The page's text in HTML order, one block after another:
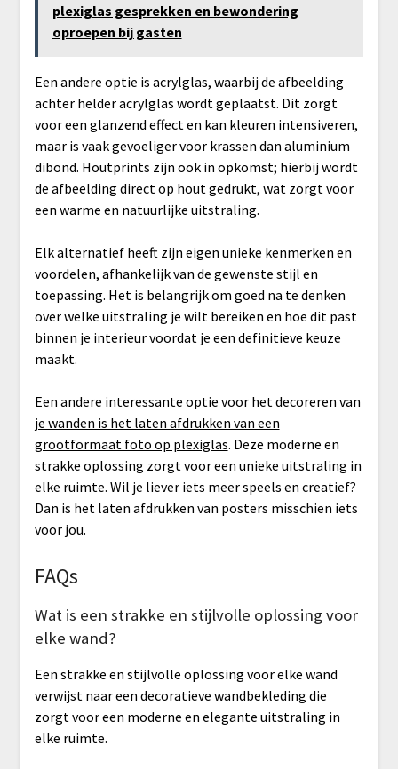
plexiglas gesprekken en bewondering
oproepen bij gasten
Een andere optie is acrylglas, waarbij de afbeelding
achter helder acrylglas wordt geplaatst. Dit zorgt
voor een glanzend effect en kan kleuren intensiveren,
maar is vaak gevoeliger voor krassen dan aluminium
dibond. Houtprints zijn ook in opkomst; hierbij wordt
de afbeelding direct op hout gedrukt, wat zorgt voor
een warme en natuurlijke uitstraling.
Elk alternatief heeft zijn eigen unieke kenmerken en
voordelen, afhankelijk van de gewenste stijl en
toepassing. Het is belangrijk om goed na te denken
over welke uitstraling je wilt bereiken en hoe dit past
binnen je interieur voordat je een definitieve keuze
maakt.
Een andere interessante optie voor het decoreren van
je wanden is het laten afdrukken van een
grootformaat foto op plexiglas. Deze moderne en
strakke oplossing zorgt voor een unieke uitstraling in
elke ruimte. Wil je liever iets meer speels en creatief?
Dan is het laten afdrukken van posters misschien iets
voor jou.
FAQs
Wat is een strakke en stijlvolle oplossing voor
elke wand?
Een strakke en stijlvolle oplossing voor elke wand
verwijst naar een decoratieve wandbekleding die
zorgt voor een moderne en elegante uitstraling in
elke ruimte.